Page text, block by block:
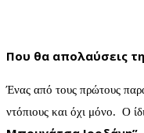
Που θα απολαύσεις
Ένας από τους πρώτους
ντόπιους και όχι μόνο. Ο